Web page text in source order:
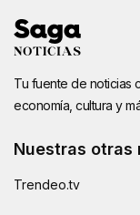
Tu fuente de noticias
economía, cultura y
Nuestras otras
Trendeo.tv